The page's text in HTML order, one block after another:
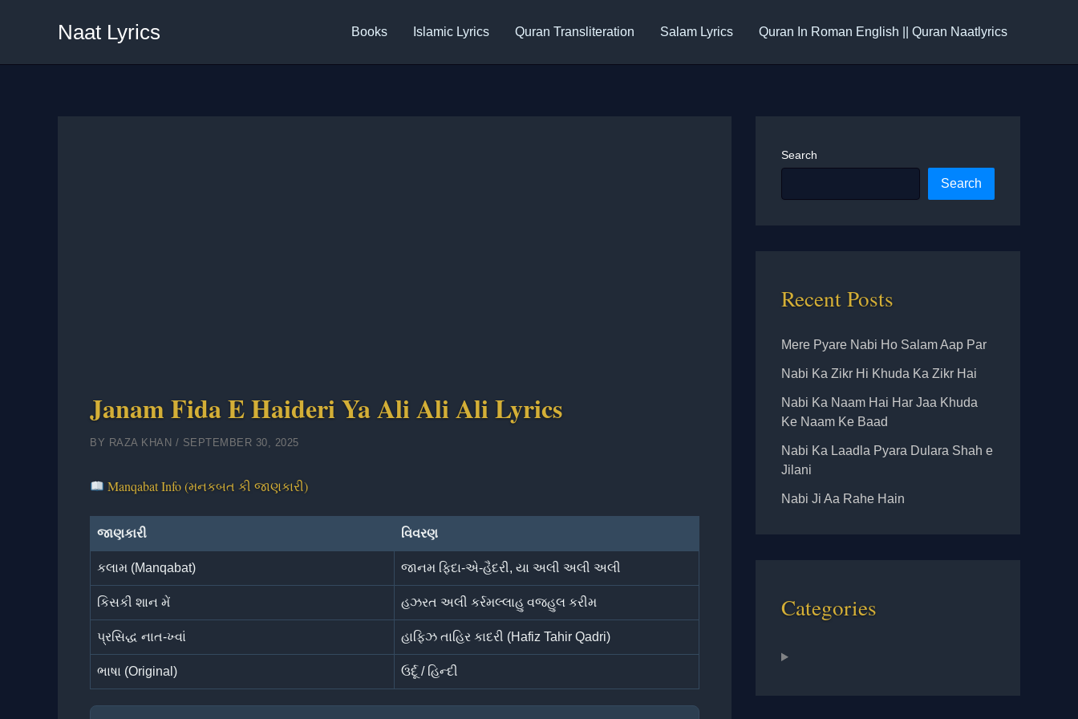
Naat Lyrics Books Islamic Lyrics Quran Transliteration Salam Lyrics Quran In Roman English || Quran Naatlyrics
Janam Fida E Haideri Ya Ali Ali Ali Lyrics
BY RAZA KHAN / SEPTEMBER 30, 2025
Manqabat Info (મનકબત કી જાણકારી)
જાણકારી વિવરણ
કલામ (Manqabat) જાનમ ફિદા-એ-હૈદરી, યા અલી અલી અલી
કિસકી શાન મેં હઝરત અલી કર્રમલ્લાહુ વજ્હુલ કરીમ
પ્રસિદ્ધ નાત-ખ્વાં હાફિઝ તાહિર કાદરી (Hafiz Tahir Qadri)
ભાષા (Original) ઉર્દૂ / હિન્દી
Search
Search
Recent Posts
Mere Pyare Nabi Ho Salam Aap Par
Nabi Ka Zikr Hi Khuda Ka Zikr Hai
Nabi Ka Naam Hai Har Jaa Khuda
Ke Naam Ke Baad
Nabi Ka Laadla Pyara Dulara Shah e
Jilani
Nabi Ji Aa Rahe Hain
Categories